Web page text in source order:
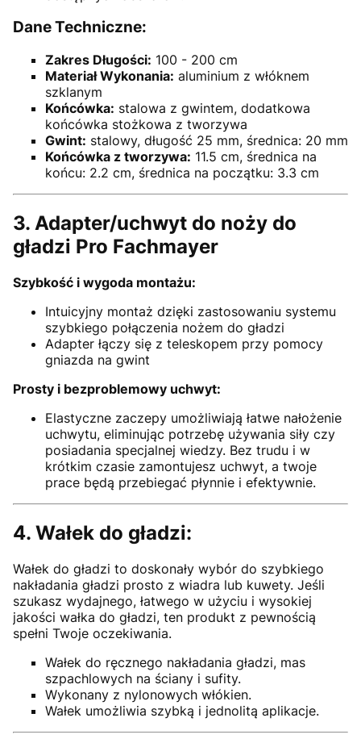
Dane Techniczne:
Zakres Długości: 100 - 200 cm
Materiał Wykonania: aluminium z włóknem
szklanym
Końcówka: stalowa z gwintem, dodatkowa
końcówka stożkowa z tworzywa
Gwint: stalowy, długość 25 mm, średnica: 20 mm
Końcówka z tworzywa: 11.5 cm, średnica na
końcu: 2.2 cm, średnica na początku: 3.3 cm
3. Adapter/uchwyt do noży do
gładzi Pro Fachmayer
Szybkość i wygoda montażu:
Intuicyjny montaż dzięki zastosowaniu systemu
szybkiego połączenia nożem do gładzi
Adapter łączy się z teleskopem przy pomocy
gniazda na gwint
Prosty i bezproblemowy uchwyt:
Elastyczne zaczepy umożliwiają łatwe nałożenie
uchwytu, eliminując potrzebę używania siły czy
posiadania specjalnej wiedzy. Bez trudu i w
krótkim czasie zamontujesz uchwyt, a twoje
prace będą przebiegać płynnie i efektywnie.
4. Wałek do gładzi:
Wałek do gładzi to doskonały wybór do szybkiego
nakładania gładzi prosto z wiadra lub kuwety. Jeśli
szukasz wydajnego, łatwego w użyciu i wysokiej
jakości wałka do gładzi, ten produkt z pewnością
spełni Twoje oczekiwania.
Wałek do ręcznego nakładania gładzi, mas
szpachlowych na ściany i sufity.
Wykonany z nylonowych włókien.
Wałek umożliwia szybką i jednolitą aplikacje.